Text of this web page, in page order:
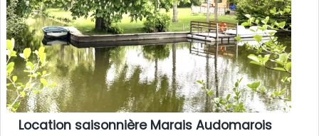
Location saisonnière Marais Audomarois